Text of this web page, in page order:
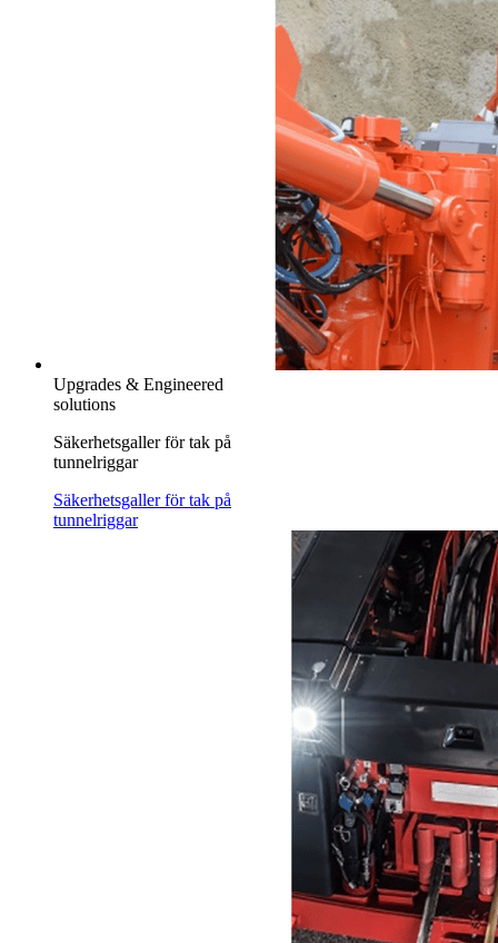
Upgrades & Engineered
solutions
Säkerhetsgaller för tak på
tunnelriggar
Säkerhetsgaller för tak på
tunnelriggar